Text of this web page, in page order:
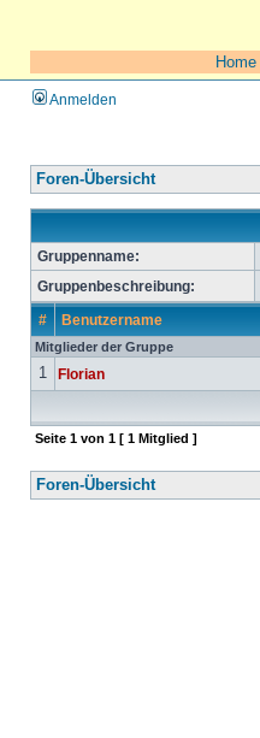
Home
Anmelden
Foren-Übersicht
Gruppenname:
Gruppenbeschreibung:
# Benutzername
Mitglieder der Gruppe
1 Florian
Seite 1 von 1 [ 1 Mitglied ]
Foren-Übersicht